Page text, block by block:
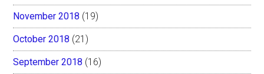
November 2018 (19)
October 2018 (21)
September 2018 (16)